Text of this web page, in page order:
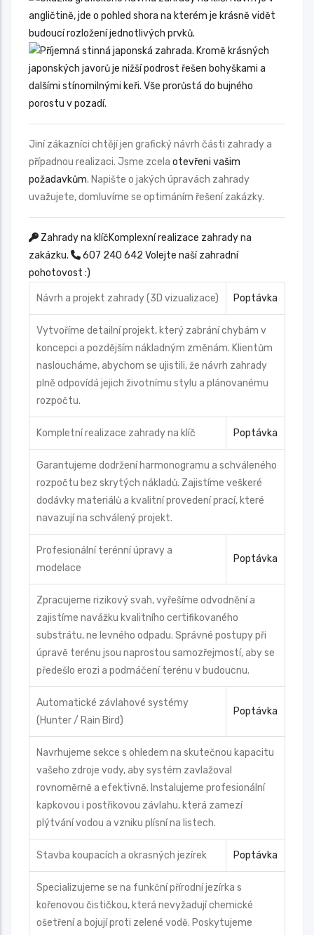
Jiní zákazníci chtějí jen grafický návrh části zahrady a
případnou realizaci. Jsme zcela otevřeni vašim
požadavkům. Napište o jakých úpravách zahrady
uvažujete, domluvíme se optimáním řešení zakázky.
Zahrady na klíčKomplexní realizace zahrady na
zakázku.
607 240 642 Volejte naší zahradní
pohotovost :)
Návrh a projekt zahrady (3D vizualizace) Poptávka
Vytvoříme detailní projekt, který zabrání chybám v
koncepci a pozdějším nákladným změnám. Klientům
nasloucháme, abychom se ujistili, že návrh zahrady
plně odpovídá jejich životnímu stylu a plánovanému
rozpočtu.
Kompletní realizace zahrady na klíč Poptávka
Garantujeme dodržení harmonogramu a schváleného
rozpočtu bez skrytých nákladů. Zajistíme veškeré
dodávky materiálů a kvalitní provedení prací, které
navazují na schválený projekt.
Profesionální terénní úpravy a
modelace
Poptávka
Zpracujeme rizikový svah, vyřešíme odvodnění a
zajistíme navážku kvalitního certifikovaného
substrátu, ne levného odpadu. Správné postupy při
úpravě terénu jsou naprostou samozřejmostí, aby se
předešlo erozi a podmáčení terénu v budoucnu.
Automatické závlahové systémy
(Hunter / Rain Bird)
Poptávka
Navrhujeme sekce s ohledem na skutečnou kapacitu
vašeho zdroje vody, aby systém zavlažoval
rovnoměrně a efektivně. Instalujeme profesionální
kapkovou i postřikovou závlahu, která zamezí
plýtvání vodou a vzniku plísní na listech.
Stavba koupacích a okrasných jezírek Poptávka
Specializujeme se na funkční přírodní jezírka s
kořenovou čističkou, která nevyžadují chemické
ošetření a bojují proti zelené vodě. Poskytujeme